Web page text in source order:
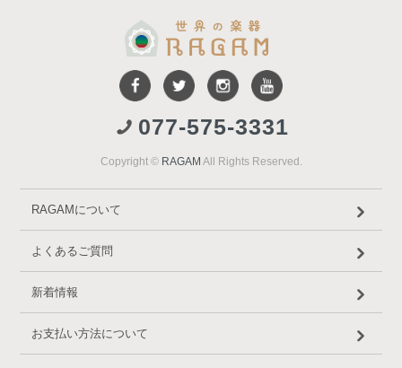
077-575-3331
Copyright © RAGAM All Rights Reserved.
RAGAMについて
よくあるご質問
新着情報
お支払い方法について